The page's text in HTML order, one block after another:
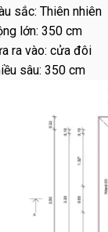
sắc: Thiên nhiên
lớn: 350 cm
ra vào: cửa đôi
sâu: 350 cm